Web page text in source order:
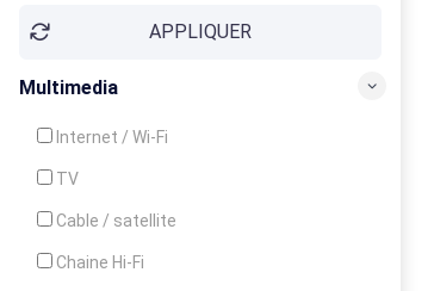
APPLIQUER
Multimedia
Internet / Wi-Fi
TV
Cable / satellite
Chaine Hi-Fi